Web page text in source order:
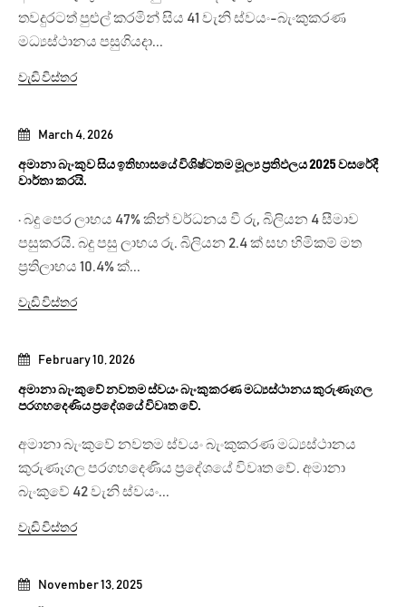
November 13, 2025
February 10, 2026
අමානා බැංකුවේ නවතම ස්වයං බැංකුකරණ මධ්‍යස්ථානය කුරුණෑගල
පරගහදෙණිය ප්‍රදේශයේ විවෘත වේ.
අමානා බැංකුවේ නවතම ස්වයං බැංකුකරණ මධ්‍යස්ථානය
කුරුණෑගල පරගහදෙණිය ප්‍රදේශයේ විවෘත වේ. අමානා
බැංකුවේ 42 වැනි ස්වයං...
වැඩි විස්තර
March 4, 2026
අමානා බැංකුව සිය ඉතිහාසයේ විශිෂ්ටතම මූල්‍ය ප්‍රතිඵලය 2025 වසරේදී
වාර්තා කරයි.
· බදු පෙර ලාභය 47% කින් වර්ධනය වී රු, බිලියන 4 සීමාව
පසුකරයි. බදු පසු ලාභය රු. බිලියන 2.4 ක් සහ හිමිකම් මත
ප්‍රතිලාභය 10.4% ක්...
වැඩි විස්තර
තවදුරටත් පුළුල් කරමින් සිය 41 වැනි ස්වයං-බැංකුකරණ
මධ්‍යස්ථානය පසුගියදා...
වැඩි විස්තර